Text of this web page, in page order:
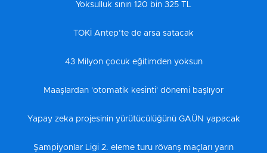
Yoksulluk sınırı 120 bin 325 TL
TOKİ Antep’te de arsa satacak
43 Milyon çocuk eğitimden yoksun
Maaşlardan 'otomatik kesinti' dönemi başlıyor
Yapay zeka projesinin yürütücülüğünü GAÜN yapacak
Şampiyonlar Ligi 2. eleme turu rövanş maçları yarın